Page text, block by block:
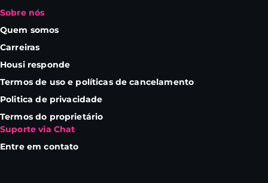
Sobre nós
Quem somos
Carreiras
Housi responde
Termos de uso e políticas de cancelamento
Politica de privacidade
Termos do proprietário
Suporte via Chat
Entre em contato